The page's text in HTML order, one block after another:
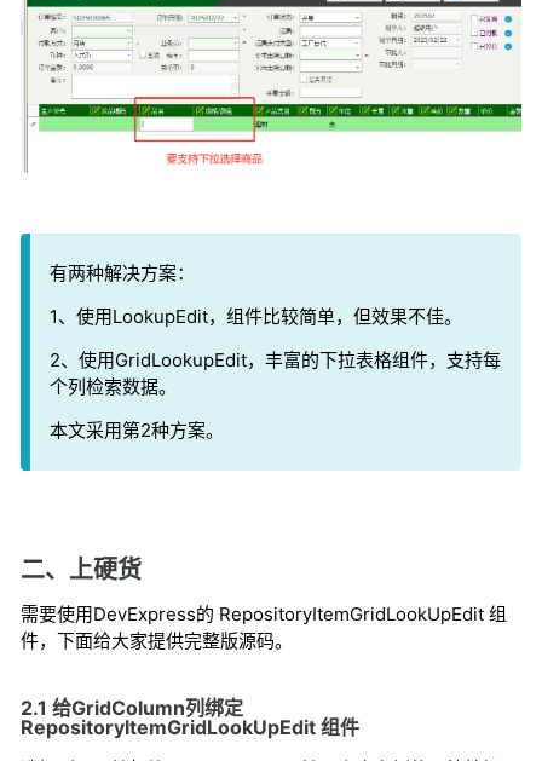
有两种解决方案：
1、使用LookupEdit，组件比较简单，但效果不佳。
2、使用GridLookupEdit，丰富的下拉表格组件，支持每
个列检索数据。
本文采用第2种方案。
二、上硬货
需要使用DevExpress的 RepositoryItemGridLookUpEdit 组
件，下面给大家提供完整版源码。
2.1 给GridColumn列绑定
RepositoryItemGridLookUpEdit 组件